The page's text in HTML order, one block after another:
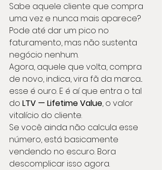
Sabe aquele cliente que compra
uma vez e nunca mais aparece?
Pode até dar um pico no
faturamento, mas não sustenta
negócio nenhum.
Agora, aquele que volta, compra
de novo, indica, vira fã da marca...
esse é ouro. E é aí que entra o tal
do LTV — Lifetime Value, o valor
vitalício do cliente.
Se você ainda não calcula esse
número, está basicamente
vendendo no escuro. Bora
descomplicar isso agora.